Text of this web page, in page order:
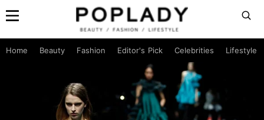
Home Beauty Fashion Editor's Pick Celebrities Lifestyle